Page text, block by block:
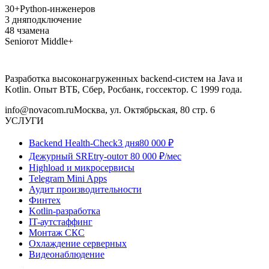
30+Python-инженеров
3 дняподключение
48 чзамена
Seniorот Middle+
Разработка высоконагруженных backend-систем на Java и
Kotlin. Опыт ВТБ, Сбер, Росбанк, госсектор. С 1999 года.
info@novacom.ruМосква, ул. Октябрьская, 80 стр. 6
УСЛУГИ
Backend Health-Check3 дня80 000 ₽
Дежурный SREtry-outот 80 000 ₽/мес
Highload и микросервисы
Telegram Mini Apps
Аудит производительности
Финтех
Kotlin-разработка
IT-аутстаффинг
Монтаж СКС
Охлаждение серверных
Видеонаблюдение